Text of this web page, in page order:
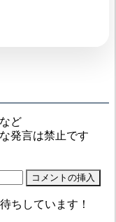
ど
発言は禁止です
ちしています！